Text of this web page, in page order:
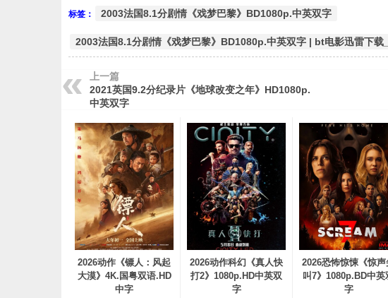
标签： 2003法国8.1分剧情《戏梦巴黎》BD1080p.中英双字
2003法国8.1分剧情《戏梦巴黎》BD1080p.中英双字 | bt电影迅雷下载
上一篇
2021英国9.2分纪录片《地球改变之年》HD1080p.
中英双字
2026动作《镖人：风起
大漠》4K.国粤双语.HD
中字
2026动作科幻《真人快
打2》1080p.HD中英双
字
2026恐怖惊悚《惊声
叫7》1080p.BD中英
字